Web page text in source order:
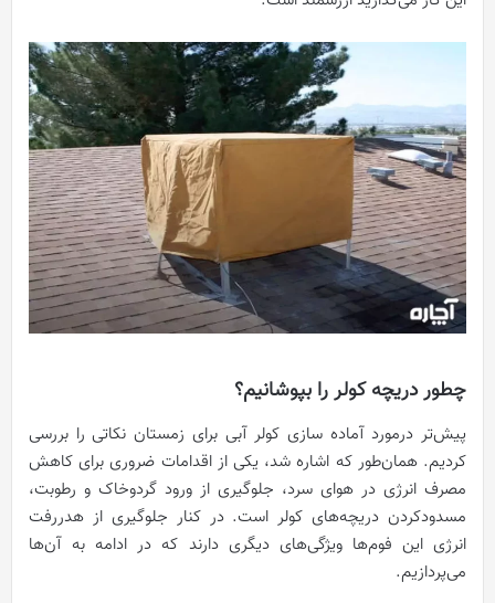
چطور دریچه کولر را بپوشانیم؟
پیش‌تر درمورد آماده سازی کولر آبی برای زمستان نکاتی را بررسی
کردیم. همان‌طور که اشاره شد، یکی از اقدامات ضروری برای کاهش
مصرف انرژی در هوای سرد، جلوگیری از ورود گردوخاک و رطوبت،
مسدودکردن دریچه‌های کولر است. در کنار جلوگیری از هدررفت
انرژی این فوم‌ها ویژگی‌های دیگری دارند که در ادامه به آن‌ها
می‌پردازیم.